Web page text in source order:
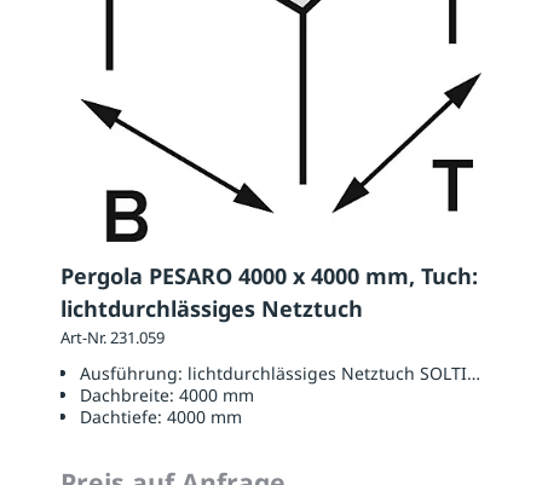
Pergola PESARO 4000 x 4000 mm, Tuch:
lichtdurchlässiges Netztuch
Art-Nr. 231.059
Ausführung: lichtdurchlässiges Netztuch SOLTIS W96
Dachbreite: 4000 mm
Dachtiefe: 4000 mm